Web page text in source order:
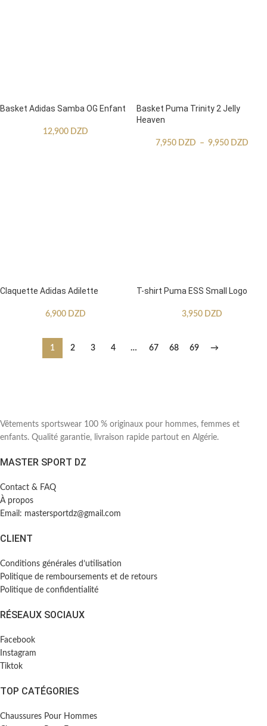
Basket Adidas Samba OG Enfant
12,900 DZD
Basket Puma Trinity 2 Jelly
Heaven
7,950 DZD – 9,950 DZD
Claquette Adidas Adilette
6,900 DZD
T-shirt Puma ESS Small Logo
3,950 DZD
1 2 3 4 … 67 68 69 →
Vêtements sportswear 100 % originaux pour hommes, femmes et
enfants. Qualité garantie, livraison rapide partout en Algérie.
MASTER SPORT DZ
Contact & FAQ
À propos
Email: mastersportdz@gmail.com
CLIENT
Conditions générales d’utilisation
Politique de remboursements et de retours
Politique de confidentialité
RÉSEAUX SOCIAUX
Facebook
Instagram
Tiktok
TOP CATÉGORIES
Chaussures Pour Hommes